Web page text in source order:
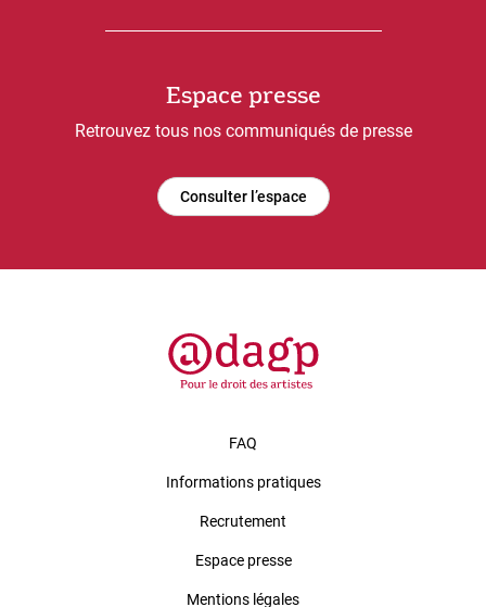
Espace presse
Retrouvez tous nos communiqués de presse
Consulter l’espace
FAQ
Informations pratiques
Recrutement
Espace presse
Mentions légales